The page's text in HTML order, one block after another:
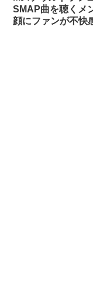
SMAP曲を聴くメ
顔にファンが不快